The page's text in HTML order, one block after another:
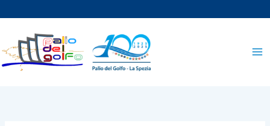
al
contenuto